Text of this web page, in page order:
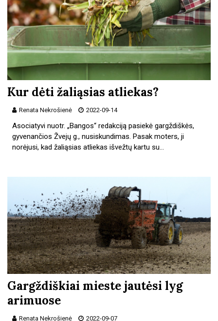
Kur dėti žaliąsias atliekas?
Renata Nekrošienė 2022-09-14
Asociatyvi nuotr. „Bangos“ redakciją pasiekė gargždiškės,
gyvenančios Žvejų g., nusiskundimas. Pasak moters, ji
norėjusi, kad žaliąsias atliekas išvežtų kartu su…
Gargždiškiai mieste jautėsi lyg
arimuose
Renata Nekrošienė 2022-09-07